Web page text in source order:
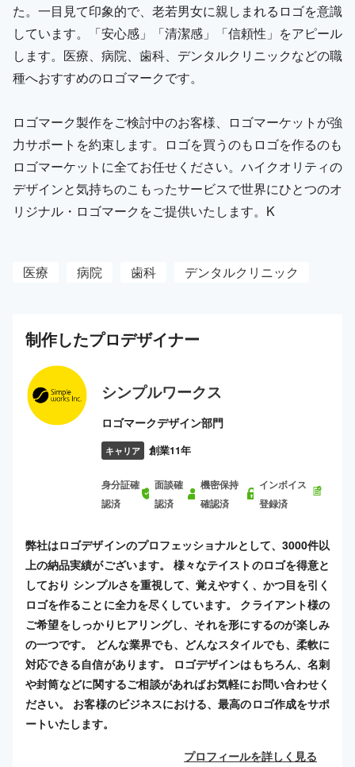
た。一目見て印象的で、老若男女に親しまれるロゴを意識
しています。「安心感」「清潔感」「信頼性」をアピール
します。医療、病院、歯科、デンタルクリニックなどの職
種へおすすめのロゴマークです。
ロゴマーク製作をご検討中のお客様、ロゴマーケットが強
力サポートを約束します。ロゴを買うのもロゴを作るのも
ロゴマーケットに全てお任せください。ハイクオリティの
デザインと気持ちのこもったサービスで世界にひとつのオ
リジナル・ロゴマークをご提供いたします。K
医療 病院 歯科 デンタルクリニック
制作したプロデザイナー
シンプルワークス
ロゴマークデザイン部門
キャリア 創業11年
身分証確
認済
面談確
認済
機密保持
確認済
インボイス
登録済
弊社はロゴデザインのプロフェッショナルとして、3000件以
上の納品実績がございます。 様々なテイストのロゴを得意と
しており シンプルさを重視して、覚えやすく、かつ目を引く
ロゴを作ることに全力を尽くしています。 クライアント様の
ご希望をしっかりヒアリングし、それを形にするのが楽しみ
の一つです。 どんな業界でも、どんなスタイルでも、柔軟に
対応できる自信があります。 ロゴデザインはもちろん、名刺
や封筒などに関するご相談があればお気軽にお問い合わせく
ださい。 お客様のビジネスにおける、最高のロゴ作成をサポ
ートいたします。
プロフィールを詳しく見る